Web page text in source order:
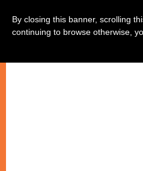
–
By closing this banner, scrolling
continuing to browse otherwise,